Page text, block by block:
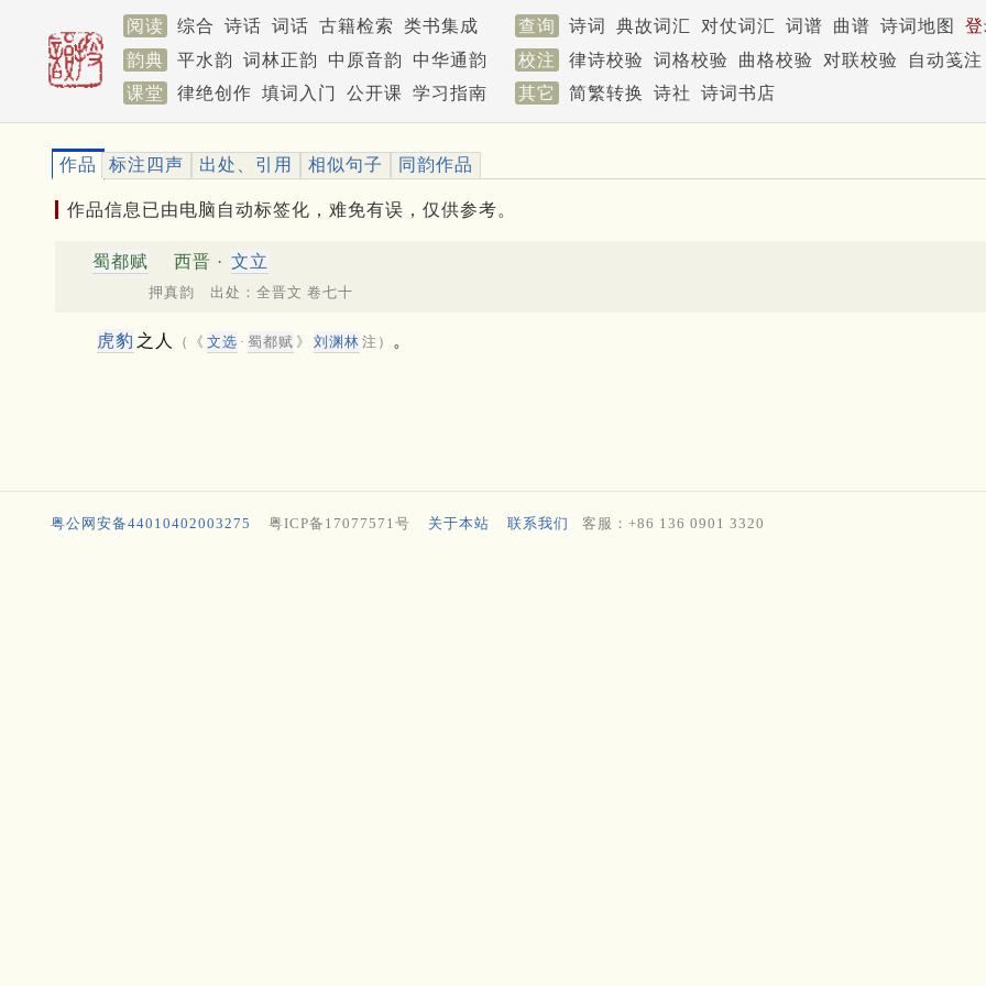
阅读 综合 诗话 词话 古籍检索 类书集成 查询 诗词 典故词汇 对仗词汇 词谱 曲谱 诗词地图
韵典
平水韵 词林正韵 中原音韵 中华通韵 校注 律诗校验 词格校验 曲格校验 对联校验
自动笺注
课堂
律绝创作 填词入门 公开课 学习指南 其它 简繁转换 诗社 诗词书店
作品 标注四声 出处、引用 相似句子 同韵作品
作品信息已由电脑自动标签化，难免有误，仅供参考。
蜀都赋 西晋 · 文立
押真韵 出处：全晋文 卷七十
虎豹 之人 （《 文选 · 蜀都赋 》 刘渊林 注） 。
粤公网安备44010402003275 粤ICP备17077571号 关于本站 联系我们 客服：+86 136 0901 3320